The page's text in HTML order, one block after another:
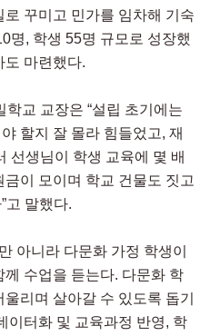
꾸미고 민가를 임차해 기숙
명, 학생 55명 규모로 성장했
도 마련했다.
교 교장은 “설립 초기에는
할지 잘 몰라 힘들었고, 재
선생님이 학생 교육에 몇 배
이 모이며 학교 건물도 짓고
고 말했다.
아니라 다문화 가정 학생이
수업을 듣는다. 다문화 학
리며 살아갈 수 있도록 돕기
이터화 및 교육과정 반영, 학